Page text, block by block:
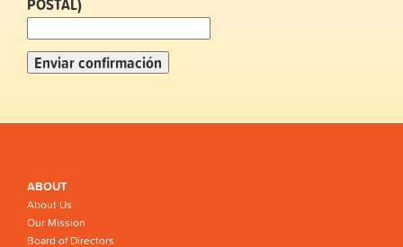
ABOUT
About Us
Our Mission
Board of Directors